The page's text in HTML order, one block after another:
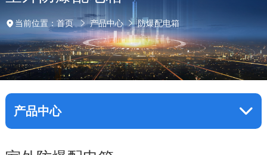
当前位置： 首页 产品中心 防爆配电箱
产品中心